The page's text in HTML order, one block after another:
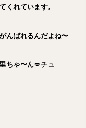
くれています。
んばれるんだよね〜
ちゃ〜ん💋チュ